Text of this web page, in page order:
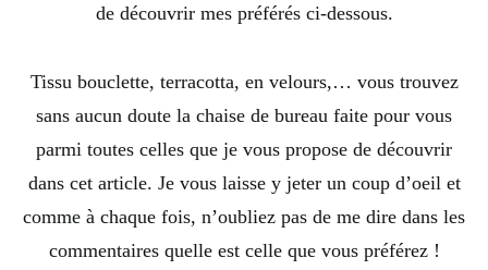
de découvrir mes préférés ci-dessous.
Tissu bouclette, terracotta, en velours,… vous trouvez
sans aucun doute la chaise de bureau faite pour vous
parmi toutes celles que je vous propose de découvrir
dans cet article. Je vous laisse y jeter un coup d’oeil et
comme à chaque fois, n’oubliez pas de me dire dans les
commentaires quelle est celle que vous préférez !